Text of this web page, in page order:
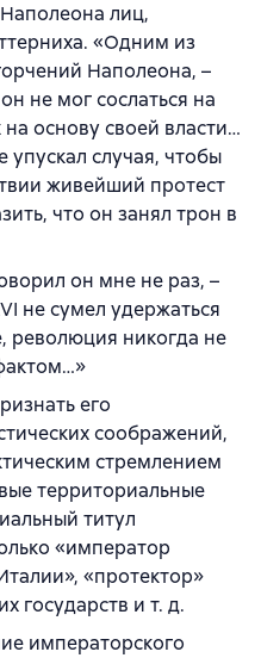
лиц,
«Одним из
Наполеона, –
не мог сослаться на
основу своей власти…
случая, чтобы
живейший протест
что он занял трон в
он мне не раз, –
не сумел удержаться
революция никогда не
его
соображений,
стремлением
территориальные
титул
«император
«протектор»
государств и т. д.
императорского